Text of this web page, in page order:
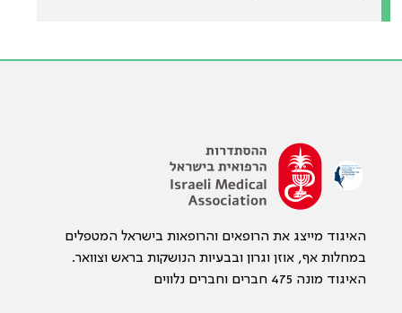
האיגוד מייצג את הרופאים והרופאות בישראל המטפלים
במחלות אף, אוזן וגרון ובבעיות הנושקות בראש וצוואר.
האיגוד מונה 475 חברים וחברים נלווים